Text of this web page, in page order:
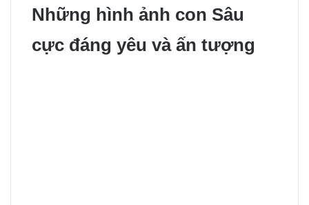
Những hình ảnh con Sâu
cực đáng yêu và ấn tượng